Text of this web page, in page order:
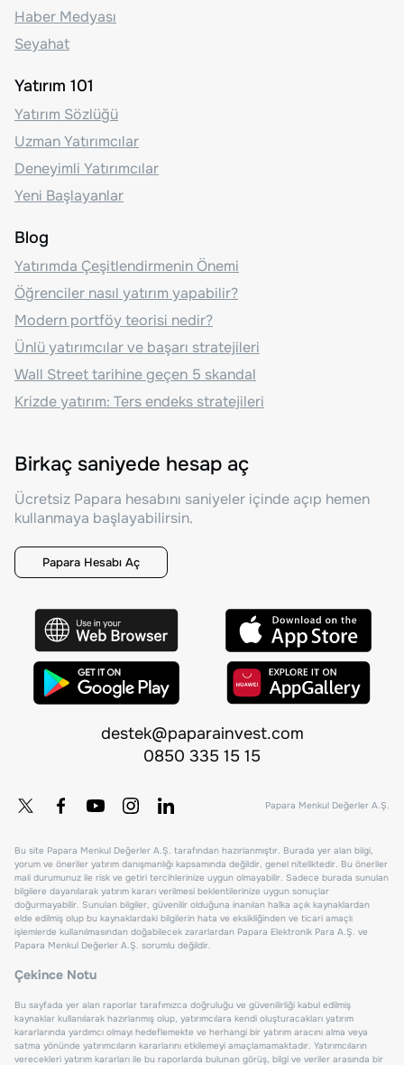
Haber Medyası
Seyahat
Yatırım 101
Yatırım Sözlüğü
Uzman Yatırımcılar
Deneyimli Yatırımcılar
Yeni Başlayanlar
Blog
Yatırımda Çeşitlendirmenin Önemi
Öğrenciler nasıl yatırım yapabilir?
Modern portföy teorisi nedir?
Ünlü yatırımcılar ve başarı stratejileri
Wall Street tarihine geçen 5 skandal
Krizde yatırım: Ters endeks stratejileri
Birkaç saniyede hesap aç
Ücretsiz Papara hesabını saniyeler içinde açıp hemen
kullanmaya başlayabilirsin.
Papara Hesabı Aç
destek@paparainvest.com
0850 335 15 15
Papara Menkul Değerler A.Ş.
Bu site Papara Menkul Değerler A.Ş. tarafından hazırlanmıştır. Burada yer alan bilgi,
yorum ve öneriler yatırım danışmanlığı kapsamında değildir, genel niteliktedir. Bu öneriler
mali durumunuz ile risk ve getiri tercihlerinize uygun olmayabilir. Sadece burada sunulan
bilgilere dayanılarak yatırım kararı verilmesi beklentilerinize uygun sonuçlar
doğurmayabilir. Sunulan bilgiler, güvenilir olduğuna inanılan halka açık kaynaklardan
elde edilmiş olup bu kaynaklardaki bilgilerin hata ve eksikliğinden ve ticari amaçlı
işlemlerde kullanılmasından doğabilecek zararlardan Papara Elektronik Para A.Ş. ve
Papara Menkul Değerler A.Ş. sorumlu değildir.
Çekince Notu
Bu sayfada yer alan raporlar tarafımızca doğruluğu ve güvenilirliği kabul edilmiş
kaynaklar kullanılarak hazırlanmış olup, yatırımcılara kendi oluşturacakları yatırım
kararlarında yardımcı olmayı hedeflemekte ve herhangi bir yatırım aracını alma veya
satma yönünde yatırımcıların kararlarını etkilemeyi amaçlamamaktadır. Yatırımcıların
verecekleri yatırım kararları ile bu raporlarda bulunan görüş, bilgi ve veriler arasında bir